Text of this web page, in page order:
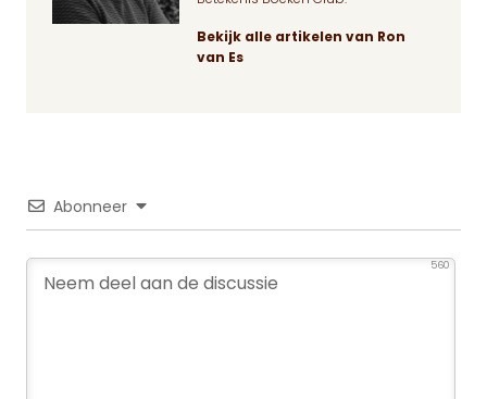
Bekijk alle artikelen van Ron
van Es
Abonneer
560